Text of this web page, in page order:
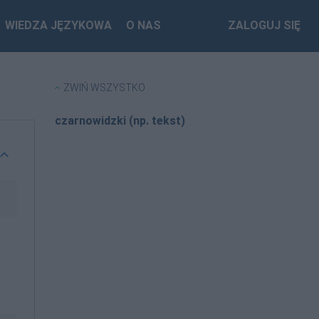
WIEDZA JĘZYKOWA O NAS ZALOGUJ SIĘ
ZWIŃ WSZYSTKO
czarnowidzki (np. tekst)